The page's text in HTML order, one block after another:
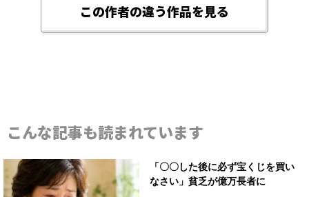
この作者の違う作品を見る
こんな記事も読まれています
「〇〇した後に必ず宝くじを買い
なさい」貧乏が億万長者に